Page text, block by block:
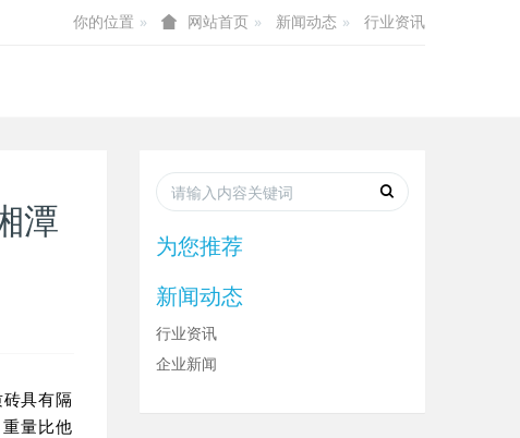
你的位置 网站首页 新闻动态 行业资讯
潭
具有隔
量比他
为您推荐
新闻动态
行业资讯
企业新闻